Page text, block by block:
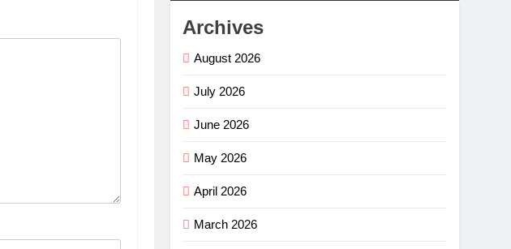
Archives
August 2026
July 2026
June 2026
May 2026
April 2026
March 2026